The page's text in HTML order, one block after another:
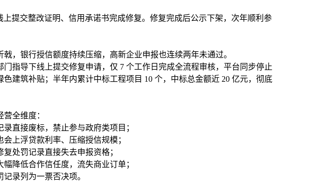
提交整改证明、信用承诺书完成修复。修复完成后公示下架，次年顺利参
，银行授信额度持续压缩，高新企业申报也连续两年未通过。
指导下线上提交修复申请，仅 7 个工作日完成全流程审核，平台同步停止
建筑补贴；半年内累计中标工程项目 10 个，中标总金额近 20 亿元，彻底
全维度：
直接废标，禁止参与政府类项目；
上浮贷款利率、压缩授信规模；
处罚记录直接失去申报资格；
降低合作信任度，流失商业订单；
录列为一票否决项。